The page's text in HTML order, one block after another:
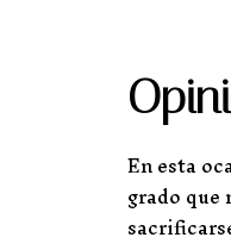
En esta
grado que